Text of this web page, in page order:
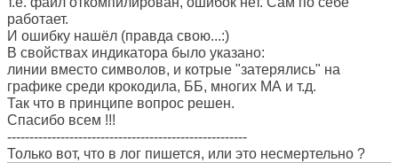
работает.
И ошибку нашёл (правда свою...:)
В свойствах индикатора было указано:
линии вместо символов, и котрые "затерялись" на
графике среди крокодила, ББ, многих МА и т.д.
Так что в принципе вопрос решен.
Спасибо всем !!!
------------------------------------------------------
Только вот, что в лог пишется, или это несмертельно ?